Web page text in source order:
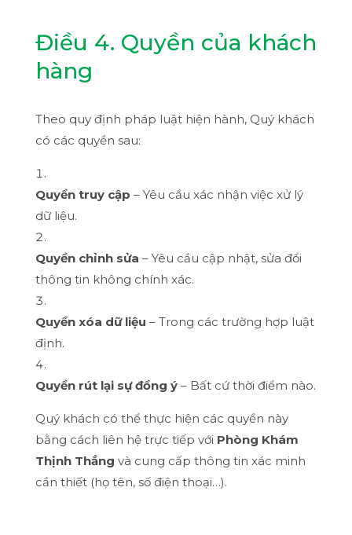
Điều 4. Quyền của khách
hàng
Theo quy định pháp luật hiện hành, Quý khách
có các quyền sau:
Quyền truy cập – Yêu cầu xác nhận việc xử lý
dữ liệu.
Quyền chỉnh sửa – Yêu cầu cập nhật, sửa đổi
thông tin không chính xác.
Quyền xóa dữ liệu – Trong các trường hợp luật
định.
Quyền rút lại sự đồng ý – Bất cứ thời điểm nào.
Quý khách có thể thực hiện các quyền này
bằng cách liên hệ trực tiếp với Phòng Khám
Thịnh Thắng và cung cấp thông tin xác minh
cần thiết (họ tên, số điện thoại…).